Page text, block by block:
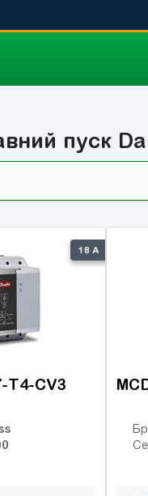
пуск
18 А
T4-CV3